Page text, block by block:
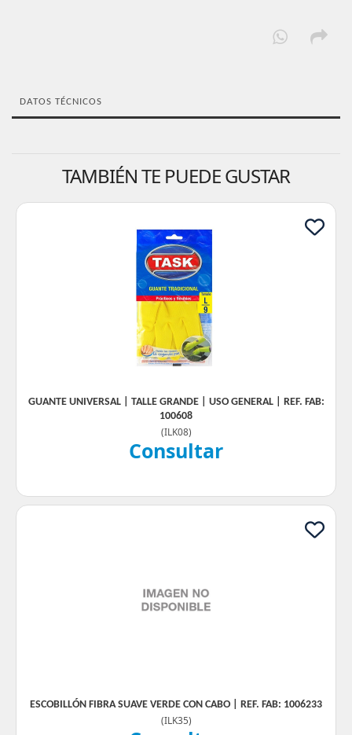
DATOS TÉCNICOS
TAMBIÉN TE PUEDE GUSTAR
GUANTE UNIVERSAL | TALLE GRANDE | USO GENERAL | REF. FAB:
100608
(ILK08)
Consultar
ESCOBILLÓN FIBRA SUAVE VERDE CON CABO | REF. FAB: 1006233
(ILK35)